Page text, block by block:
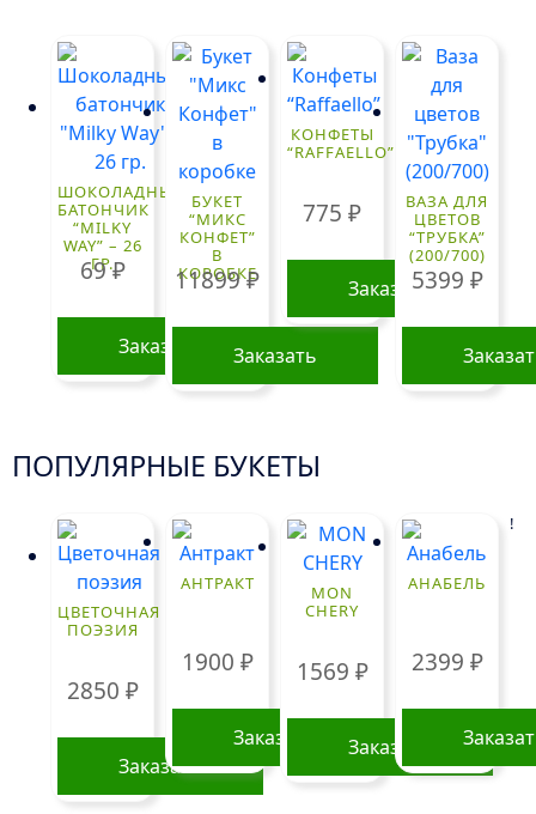
ШОКОЛАДНЫЙ
БАТОНЧИК
“MILKY
WAY” – 26
ГР.
69₽
Заказать
БУКЕТ
“МИКС
КОНФЕТ”
В
КОРОБКЕ
11899₽
Заказать
КОНФЕТЫ
“RAFFAELLO”
775₽
Заказать
ВАЗА ДЛЯ
ЦВЕТОВ
“ТРУБКА”
(200/700)
5399 ₽
ПОПУЛЯРНЫЕ БУКЕТЫ
ЦВЕТОЧНАЯ
ПОЭЗИЯ
2850 ₽
Заказать
АНТРАКТ
1900 ₽
Заказать
MON
CHERY
1569 ₽
Заказать
АНАБЕЛЬ
2399 ₽
!